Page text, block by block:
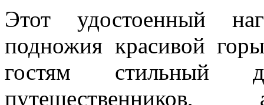
Этот удостоенный
подножия красивой
гостям стильный